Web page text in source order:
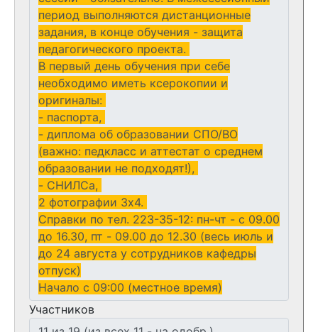
период выполняются дистанционные
задания, в конце обучения - защита
педагогического проекта.
В первый день обучения при себе
необходимо иметь ксерокопии и
оригиналы:
- паспорта,
- диплома об образовании СПО/ВО
(важно: педкласс и аттестат о среднем
образовании не подходят!),
- СНИЛСа,
2 фотографии 3х4.
Справки по тел. 223-35-12: пн-чт - с 09.00
до 16.30, пт - 09.00 до 12.30 (весь июль и
до 24 августа у сотрудников кафедры
отпуск)
Начало с 09:00 (местное время)
Участников